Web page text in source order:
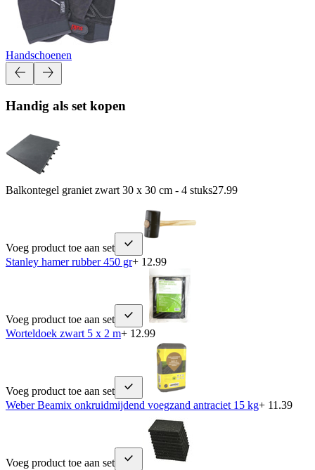
Handschoenen
Handig als set kopen
Balkontegel graniet zwart 30 x 30 cm - 4 stuks27.99
Voeg product toe aan set
Stanley hamer rubber 450 gr+ 12.99
Voeg product toe aan set
Worteldoek zwart 5 x 2 m+ 12.99
Voeg product toe aan set
Weber Beamix onkruidmijdend voegzand antraciet 15 kg+ 11.39
Voeg product toe aan set